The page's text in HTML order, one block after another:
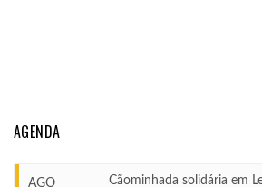
AGENDA
AGO Cãominhada solidária em